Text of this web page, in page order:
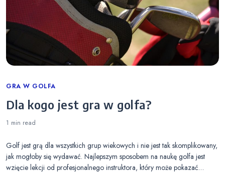
Categories
GRA W GOLFA
Dla kogo jest gra w golfa?
1 min read
Golf jest grą dla wszystkich grup wiekowych i nie jest tak skomplikowany,
jak mogłoby się wydawać. Najlepszym sposobem na naukę golfa jest
wzięcie lekcji od profesjonalnego instruktora, który może pokazać…